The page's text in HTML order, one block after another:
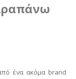
ένα ακόμα brand